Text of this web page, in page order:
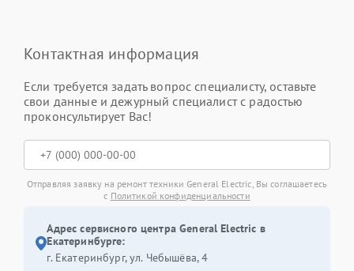
Контактная информация
Если требуется задать вопрос специалисту, оставьте
свои данные и дежурный специалист с радостью
проконсультирует Вас!
Отправляя заявку на ремонт техники General Electric, Вы соглашаетесь
с Политикой конфиденциальности
Адрес сервисного центра General Electric в
Екатеринбурге:
г. Екатеринбург, ул. Чебышёва, 4